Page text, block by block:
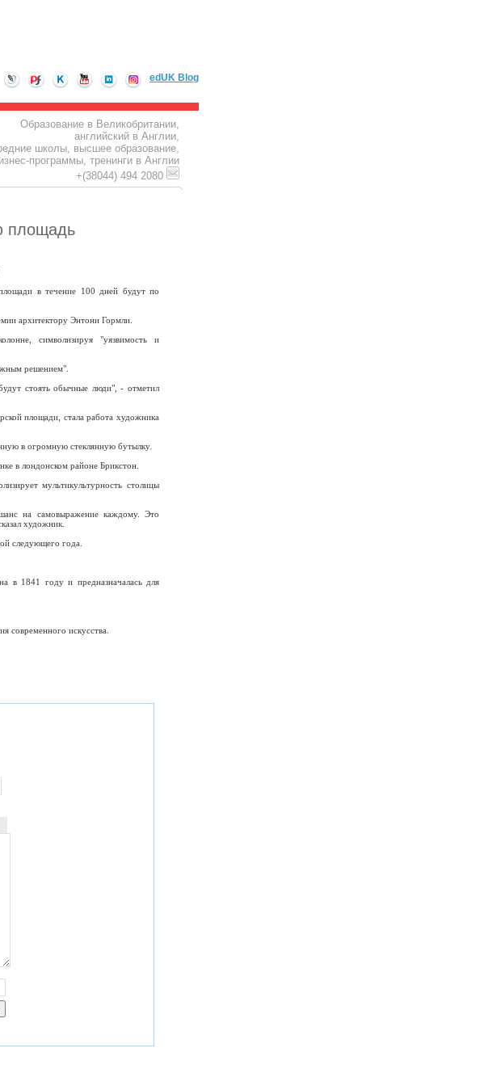
edUK Blog
Образование в Великобритании,
английский в Англии,
школы, высшее образование,
программы, тренинги в Англии
+(38044) 494 2080
площадь
в течение 100 дней будут по
архитектору Энтони Гормли.
символизируя "уязвимость и
решением".
стоять обычные люди", - отметил
площади, стала работа художника
в огромную стеклянную бутылку.
в лондонском районе Брикстон.
мультикультурность столицы
на самовыражение каждому. Это
художник.
следующего года.
в 1841 году и предназначалась для
современного искусства.